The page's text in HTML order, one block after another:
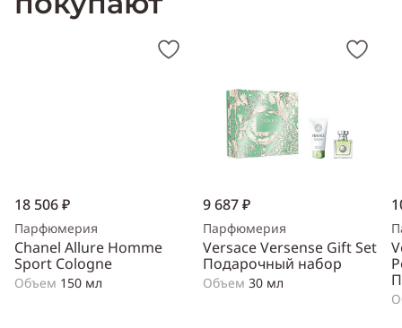
18 506 ₽
Парфюмерия
Chanel Allure Homme
Sport Cologne
Объем 150 мл
9 687 ₽
Парфюмерия
Versace Versense Gift Set
Подарочный набор
Объем 30 мл